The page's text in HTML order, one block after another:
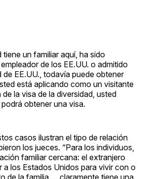
un familiar aquí, ha sido
de los EE.UU. o admitido
de EE.UU., todavía puede obtener
está aplicando como un visitante
la visa de la diversidad, usted
obtener una visa.
casos ilustran el tipo de relación
los jueces. “Para los individuos,
familiar cercana: el extranjero
a los Estados Unidos para vivir con o
de la familia … claramente tiene una